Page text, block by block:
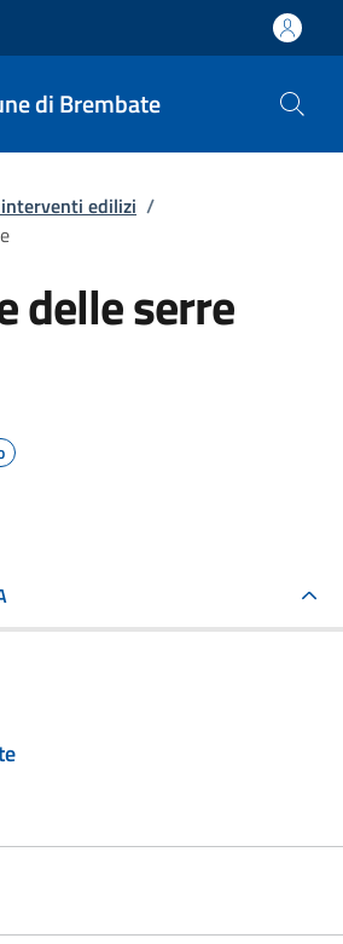
di Brembate
edilizi /
delle serre